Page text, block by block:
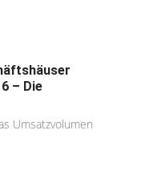
– Die
Umsatzvolumen